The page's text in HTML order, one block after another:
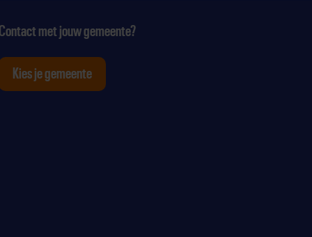
op Linkedin
met jouw gemeente?
Kies je gemeente